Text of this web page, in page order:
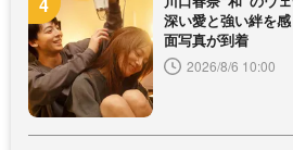
深い愛と強い絆を
面写真が到着
2026/8/6 10:00